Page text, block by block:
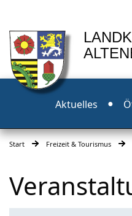
Aktuelles
Start Freizeit & Tourismus